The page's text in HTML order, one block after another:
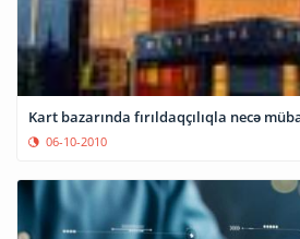
Kart bazarında fırıldaqçılıqla necə
06-10-2010